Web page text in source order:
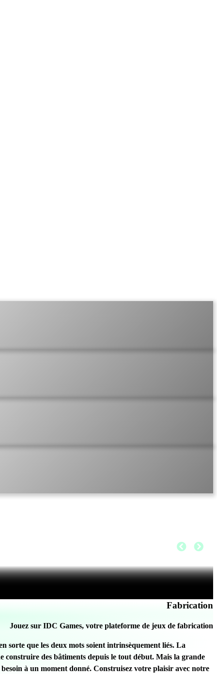
Fabrication
Jouez sur IDC Games, votre plateforme de jeux de fabrication
sorte que les deux mots soient intrinsèquement liés. La
construire des bâtiments depuis le tout début. Mais la grande
à un moment donné. Construisez votre plaisir avec notre